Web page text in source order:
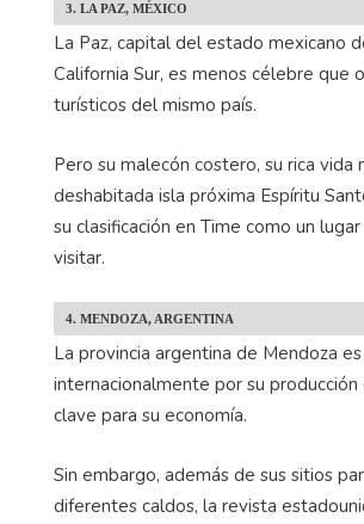
3. LA PAZ, MÉXICO
La Paz, capital del estado mexicano
California Sur, es menos célebre que
turísticos del mismo país.
Pero su malecón costero, su rica vida
deshabitada isla próxima Espíritu
su clasificación en Time como un
visitar.
4. MENDOZA, ARGENTINA
La provincia argentina de Mendoza
internacionalmente por su producción
clave para su economía.
Sin embargo, además de sus sitios
diferentes caldos, la revista